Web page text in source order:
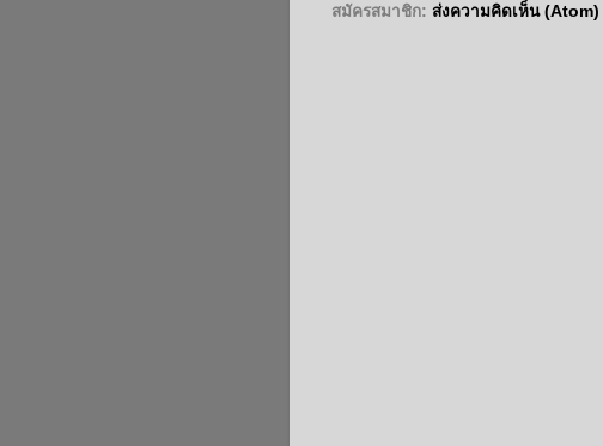
สมัครสมาชิก: ส่งความคิดเห็น (Atom)